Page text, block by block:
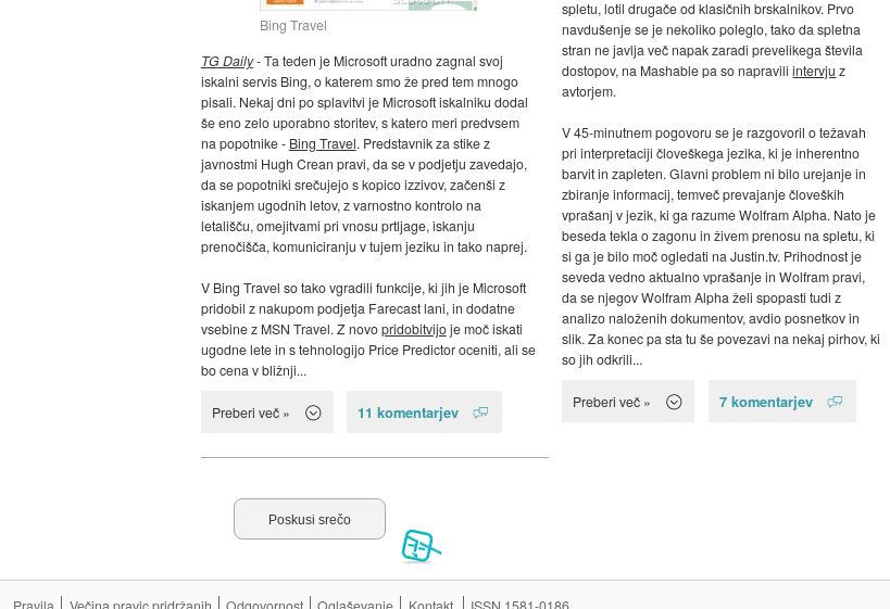
Bing Travel
TG Daily- Ta teden je Microsoft uradno zagnal svoj
iskalni servis Bing, o katerem smo že pred tem mnogo
pisali. Nekaj dni po splavitvi je Microsoft iskalniku dodal
še eno zelo uporabno storitev, s katero meri predvsem
na popotnike - Bing Travel. Predstavnik za stike z
javnostmi Hugh Crean pravi, da se v podjetju zavedajo,
da se popotniki srečujejo s kopico izzivov, začenši z
iskanjem ugodnih letov, z varnostno kontrolo na
letališču, omejitvami pri vnosu prtljage, iskanju
prenočišča, komuniciranju v tujem jeziku in tako naprej.
V Bing Travel so tako vgradili funkcije, ki jih je Microsoft
pridobil z nakupom podjetja Farecast lani, in dodatne
vsebine z MSN Travel. Z novopridobitvijoje moč iskati
ugodne lete in s tehnologijo Price Predictor oceniti, ali se
bo cena v bližnji...
Preberi več » 11 komentarjev
spletu, lotil drugače od klasičnih brskalnikov. Prvo
navdušenje se je nekoliko poleglo, tako da spletna
stran ne javlja več napak zaradi prevelikega števila
dostopov, na Mashable pa so napraviliintervju z
avtorjem.
V 45-minutnem pogovoru se je razgovoril o težavah
pri interpretaciji človeškega jezika, ki je inherentno
barvit in zapleten. Glavni problem ni bilo urejanje in
zbiranje informacij, temveč prevajanje človeških
vprašanj v jezik, ki ga razume Wolfram Alpha. Nato je
beseda tekla o zagonu in živem prenosu na spletu, ki
si ga je bilo moč ogledati na Justin.tv. Prihodnost je
seveda vedno aktualno vprašanje in Wolfram pravi,
da se njegov Wolfram Alpha želi spopasti tudi z
analizo naloženih dokumentov, avdio posnetkov in
slik. Za konec pa sta tu še povezavi na nekaj pirhov, ki
so jih odkrili...
Preberi več » 7 komentarjev
Pravila Večina pravic pridržanih Odgovornost Oglaševanje Kontakt ISSN 1581-0186